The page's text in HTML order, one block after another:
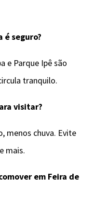
é seguro?
e Parque Ipê são
tranquilo.
visitar?
menos chuva. Evite
mais.
em Feira de